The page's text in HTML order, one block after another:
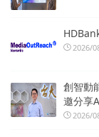
2026/
創智動
邀分享
2026/